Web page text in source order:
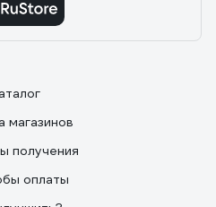
замерзания около
что изопропил густеет при
при определенной
но до стекла уже не
безопасна по
магазинов
получения
оплаты